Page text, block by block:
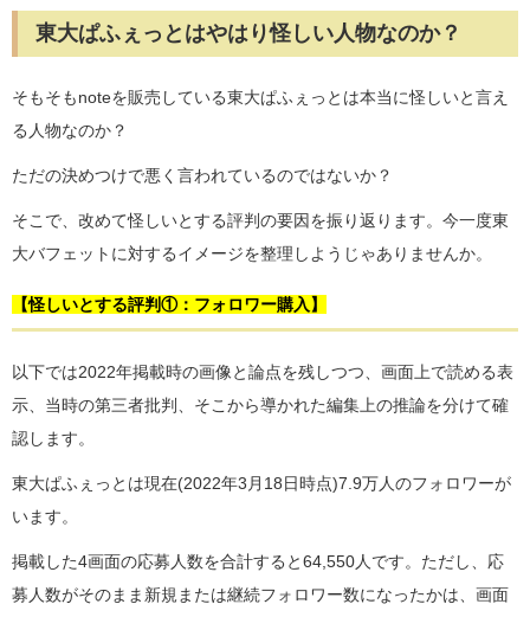
東大ぱふぇっとはやはり怪しい人物なのか？
そもそもnoteを販売している東大ぱふぇっとは本当に怪しいと言え
る人物なのか？
ただの決めつけで悪く言われているのではないか？
そこで、改めて怪しいとする評判の要因を振り返ります。今一度東
大バフェットに対するイメージを整理しようじゃありませんか。
【怪しいとする評判①：フォロワー購入】
以下では2022年掲載時の画像と論点を残しつつ、画面上で読める表
示、当時の第三者批判、そこから導かれた編集上の推論を分けて確
認します。
東大ぱふぇっとは現在(2022年3月18日時点)7.9万人のフォロワーが
います。
掲載した4画面の応募人数を合計すると64,550人です。ただし、応
募人数がそのまま新規または継続フォロワー数になったかは、画面